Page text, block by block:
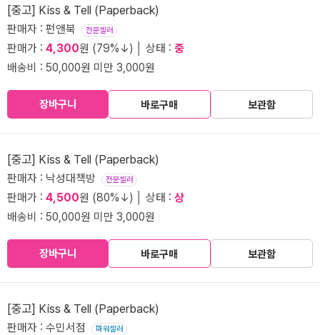
[중고] Kiss & Tell (Paperback)
판매자 : 펀앤북 전문셀러
판매가 : 4,300원 (79%↓) │ 상태 : 중
배송비 : 50,000원 미만 3,000원
장바구니 바로구매 보관함
[중고] Kiss & Tell (Paperback)
판매자 : 낙성대책방 전문셀러
판매가 : 4,500원 (80%↓) │ 상태 : 상
배송비 : 50,000원 미만 3,000원
장바구니 바로구매 보관함
[중고] Kiss & Tell (Paperback)
판매자 : 수민서점 파워셀러